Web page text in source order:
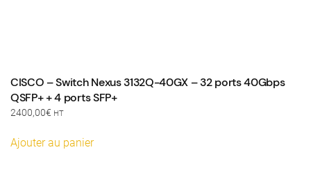
CISCO – Switch Nexus 3132Q-40GX – 32 ports 40Gbps
QSFP+ + 4 ports SFP+
2400,00€ HT
Ajouter au panier